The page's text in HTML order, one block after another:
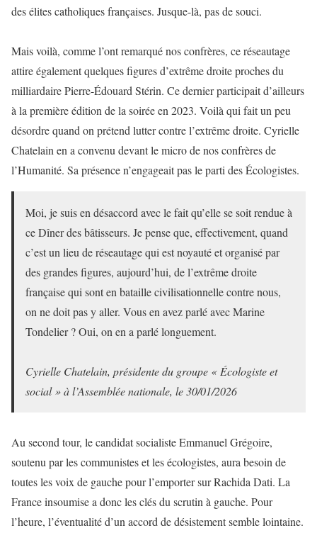
des élites catholiques françaises. Jusque-là, pas de souci.
Mais voilà, comme l’ont remarqué nos confrères, ce réseautage
attire également quelques figures d’extrême droite proches du
milliardaire Pierre-Édouard Stérin. Ce dernier participait d’ailleurs
à la première édition de la soirée en 2023. Voilà qui fait un peu
désordre quand on prétend lutter contre l’extrême droite. Cyrielle
Chatelain en a convenu devant le micro de nos confrères de
l’Humanité. Sa présence n’engageait pas le parti des Écologistes.
Moi, je suis en désaccord avec le fait qu’elle se soit rendue à
ce Dîner des bâtisseurs. Je pense que, effectivement, quand
c’est un lieu de réseautage qui est noyauté et organisé par
des grandes figures, aujourd’hui, de l’extrême droite
française qui sont en bataille civilisationnelle contre nous,
on ne doit pas y aller. Vous en avez parlé avec Marine
Tondelier ? Oui, on en a parlé longuement.
Cyrielle Chatelain, présidente du groupe « Écologiste et
social » à l’Assemblée nationale, le 30/01/2026
Au second tour, le candidat socialiste Emmanuel Grégoire,
soutenu par les communistes et les écologistes, aura besoin de
toutes les voix de gauche pour l’emporter sur Rachida Dati. La
France insoumise a donc les clés du scrutin à gauche. Pour
l’heure, l’éventualité d’un accord de désistement semble lointaine.